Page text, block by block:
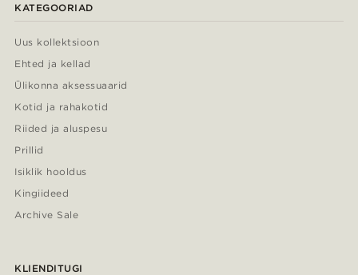
KATEGOORIAD
Uus kollektsioon
Ehted ja kellad
Ülikonna aksessuaarid
Kotid ja rahakotid
Riided ja aluspesu
Prillid
Isiklik hooldus
Kingiideed
Archive Sale
KLIENDITUGI